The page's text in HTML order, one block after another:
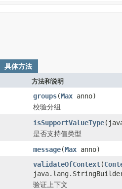
具体方法
方法和说明
groups(Max anno)
校验分组
isSupportValueType
是否支持值类型
message(Max anno)
validateOfContext(
验证上下文